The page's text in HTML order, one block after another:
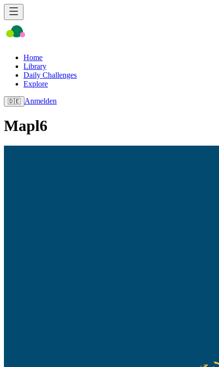
Home
Library
Daily Challenges
Explore
🇩🇪 Anmelden
Mapl6